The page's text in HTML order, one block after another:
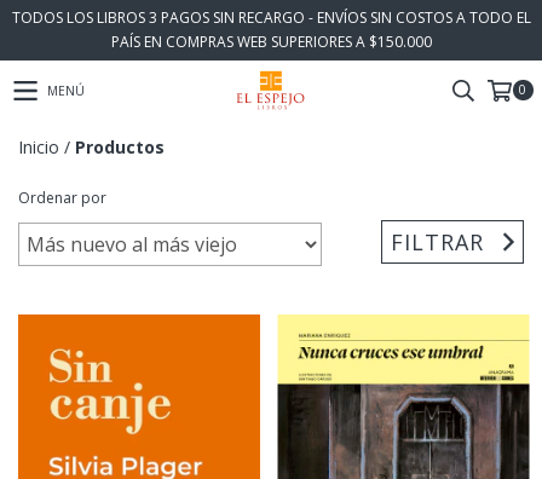
TODOS LOS LIBROS 3 PAGOS SIN RECARGO - ENVÍOS SIN COSTOS A TODO EL
PAÍS EN COMPRAS WEB SUPERIORES A $150.000
MENÚ 0
Inicio / Productos
Ordenar por
FILTRAR